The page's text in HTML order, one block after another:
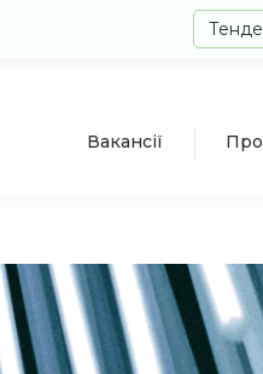
Вакансії